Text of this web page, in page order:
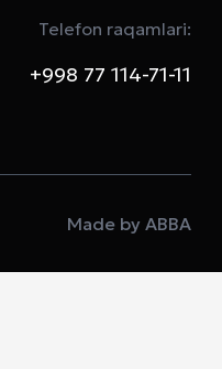
Telefon raqamlari:
+998 77 114-71-11
Made by ABBA